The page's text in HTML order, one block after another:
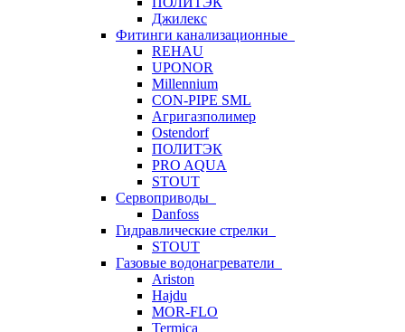
Джилекс
Фитинги канализационные
REHAU
UPONOR
Millennium
CON-PIPE SML
Агригазполимер
Ostendorf
ПОЛИТЭК
PRO AQUA
STOUT
Сервоприводы
Danfoss
Гидравлические стрелки
STOUT
Газовые водонагреватели
Ariston
Hajdu
MOR-FLO
Termica